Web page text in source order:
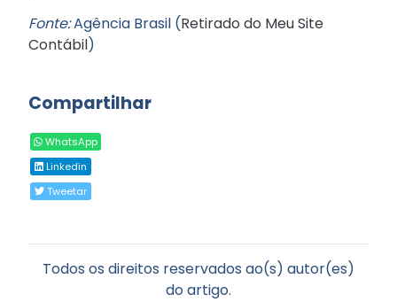
Fonte:Agência Brasil (Retirado do Meu Site
Contábil)
Compartilhar
WhatsApp
Linkedin
Tweetar
Todos os direitos reservados ao(s) autor(es)
do artigo.